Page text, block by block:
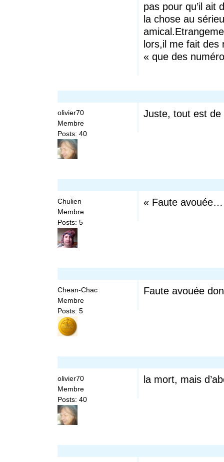
pas pour qu’il ait
la chose au
lors,il me fait des
« que des
olivier70
Membre
Posts: 40
Juste, tout est de
Chulien
Membre
Posts: 5
« Faute
Chean-Chac
Membre
Posts: 5
Faute avouée
olivier70
Membre
Posts: 40
la mort, mais